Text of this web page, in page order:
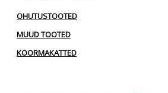
OHUTUSTOOTED
MUUD TOOTED
KOORMAKATTED